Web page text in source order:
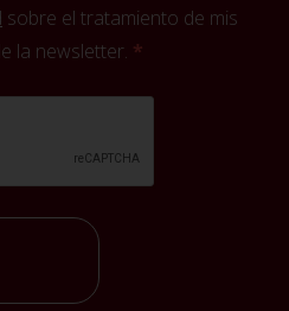
sobre el tratamiento de mis
la newsletter.